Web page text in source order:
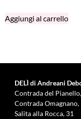
Aggiungi al carrello
DELÌ di Andreani
Contrada del
Contrada Omagnano,
Salita alla Rocca, 31